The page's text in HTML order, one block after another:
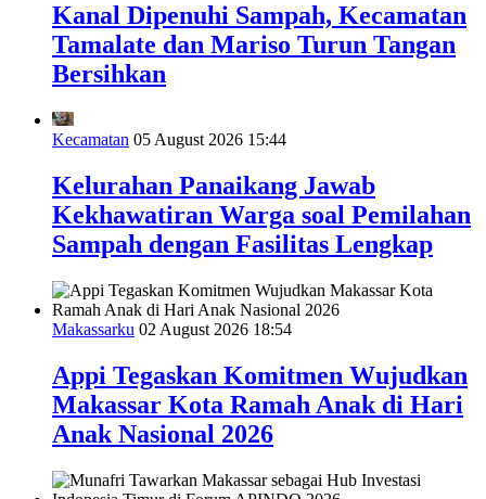
Kanal Dipenuhi Sampah, Kecamatan
Tamalate dan Mariso Turun Tangan
Bersihkan
Kecamatan 05 August 2026 15:44
Kelurahan Panaikang Jawab
Kekhawatiran Warga soal Pemilahan
Sampah dengan Fasilitas Lengkap
Makassarku 02 August 2026 18:54
Appi Tegaskan Komitmen Wujudkan
Makassar Kota Ramah Anak di Hari
Anak Nasional 2026